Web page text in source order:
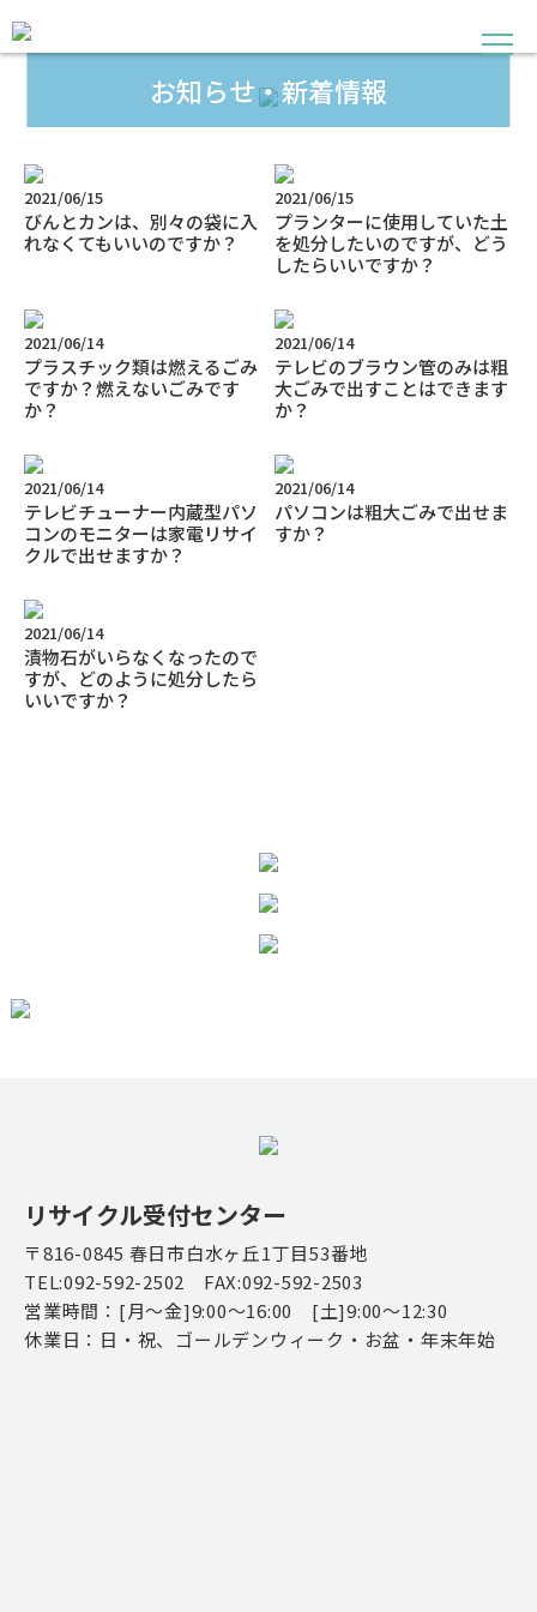
お知らせ・新着情報
2021/06/15
びんとカンは、別々の袋に入
れなくてもいいのですか？
2021/06/15
プランターに使用していた土
を処分したいのですが、どう
したらいいですか？
2021/06/14
プラスチック類は燃えるごみ
ですか？燃えないごみです
か？
2021/06/14
テレビのブラウン管のみは粗
大ごみで出すことはできます
か？
2021/06/14
テレビチューナー内蔵型パソ
コンのモニターは家電リサイ
クルで出せますか？
2021/06/14
パソコンは粗大ごみで出せま
すか？
2021/06/14
漬物石がいらなくなったので
すが、どのように処分したら
いいですか？
リサイクル受付センター
〒816-0845 春日市白水ヶ丘1丁目53番地
TEL:092-592-2502 FAX:092-592-2503
営業時間：[月～金]9:00～16:00 [土]9:00～12:30
休業日：日・祝、ゴールデンウィーク・お盆・年末年始